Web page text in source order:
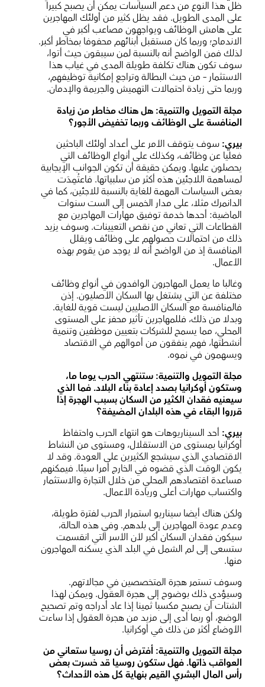
ظل هذا النوع من دعم السياسات يمكن أن يصبح كبيرا
على المدى الطويل. فقد يظل كثير من أولئك المهاجرين
على هامش الوظائف ويواجهون مصاعب أكبر في
الاندماج؛ وربما كان مستقبل أبنائهم محفوفا بمخاطر أكبر.
لذلك فمن الواضح أنه بالنسبة لمن سيبقون حيث أتوا،
سوف تكون هناك تكلفة طويلة المدى في غياب هذا
الاستثمار – من حيث البطالة وتراجع إمكانية توظيفهم،
وربما حتى زيادة احتمالات التهميش والجريمة والإدمان.
مجلة التمويل والتنمية: هل هناك مخاطر من زيادة
المنافسة على الوظائف وربما تخفيض الأجور؟
بيري:سوف يتوقف الأمر على أعداد أولئك الباحثين
فعليا عن وظائف، وكذلك على أنواع الوظائف التي
يحصلون عليها. ويمكن حقيقة أن تكون الجوانب الإيجابية
لمساهمة اللاجئين هذه أكثر من سلبياتها. فاعتُمِدَت
بعض السياسات المهمة للغاية بالنسبة للاجئين، كما في
الدانمرك مثلا، على مدار الخمس إلى الست سنوات
الماضية: أحدها خدمة توفيق مهارات المهاجرين مع
القطاعات التي تعاني من نقص التعيينات. وسوف يزيد
ذلك من احتمالات حصولهم على وظائف ويقلل
المنافسة إذ من الواضح أنه لا يوجد من يقوم بهذه
الأعمال.
وغالبا ما يعمل المهاجرون الوافدون في أنواع وظائف
مختلفة عن التي يشتغل بها السكان الأصليون. إذن
فالمنافسة مع السكان الأصليين ليست قوية للغاية.
وبدلا من ذلك، فللمهاجرين تأثير محفز على المستوى
المحلي، مما يسمح للشركات بتعيين موظفين وتنمية
أنشطتها، فهم ينفقون من أموالهم في الاقتصاد
ويسهمون في نموه.
مجلة التمويل والتنمية:ستنتهي الحرب يوما ما،
وستكون أوكرانيا بصدد إعادة بناء البلاد. فما الذي
سيعنيه فقدان الكثير من السكان بسبب الهجرة إذا
قرروا البقاء في هذه البلدان المضيفة؟
بيري: أحد السيناريوهات هو انتهاء الحرب واحتفاظ
أوكرانيا بمستوى من الاستقلال، ومستوى من النشاط
الاقتصادي الذي سيشجع الكثيرين على العودة. وقد لا
يكون الوقت الذي قضوه في الخارج أمرا سيئا. فيمكنهم
مساعدة اقتصادهم المحلي من خلال التجارة والاستثمار
واكتساب مهارات أعلى وريادة الأعمال.
ولكن هناك أيضا سيناريو استمرار الحرب لفترة طويلة،
وعدم عودة المهاجرين إلى بلدهم. وفي هذه الحالة،
سيكون فقدان السكان أكبر لأن الأسر التي انقسمت
ستسعى إلى لم الشمل في البلد الذي يسكنه المهاجرون
منها.
وسوف تستمر هجرة المتخصصين في مجالاتهم.
وسيؤدي ذلك بوضوح إلى هجرة العقول. ويمكن لهذا
الشتات أن يصبح مكسبا ثمينا إذا عاد أدراجه وتم تصحيح
الوضع، أو ربما أدى إلى مزيد من هجرة العقول إذا ساءت
الأوضاع أكثر من ذلك في أوكرانيا.
مجلة التمويل والتنمية: أفترض أن روسيا ستعاني من
العواقب ذاتها. فهل ستكون روسيا قد خسرت بعض
رأس المال البشري القيم بنهاية كل هذه الأحداث؟